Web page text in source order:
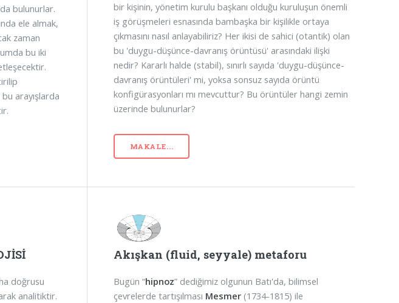
bulunurlar.
ele almak,
zaman
bu iki
arayışlarda
bir kişinin, yönetim kurulu başkanı olduğu kuruluşun önemli
iş görüşmeleri esnasında bambaşka bir kişilikle ortaya
çıkmasını nasıl anlayabiliriz? Her ikisi de sahici (otantik) olan
bu 'duygu-düşünce-davranış örüntüsü' arasındaki ilişki
nedir? Kararlı halde (stabil), sınırlı sayıda 'duygu-düşünce-
davranış örüntüleri' mi, yoksa sonsuz sayıda örüntü
konfigürasyonları mı mevcuttur? Bu örüntüler hangi zemin
üzerinde bulunurlar?
MAKALE...
doğrusu
analitiktir.
Akışkan (fluid, seyyale) metaforu
Bugün “hipnoz” dediğimiz olgunun Batı'da, bilimsel
çevrelerde tartışılması Mesmer (1734-1815) ile